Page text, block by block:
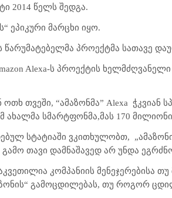
2014 წელს შედგა.
ეპიკური მარცხი იყო.
წარუმატებელმა პროექტმა სათავე
Alexa-ს პროექტის
ოთხ თვეში, “ამაზონმა” Alexa ჭკვიან
ახალმა სმარტფონმა,მას 170
სტატიაში ვკითხულობთ,
გამო თავი დამნაშავედ არ უნდა
კომპანიის მენეჯერებისა
გამოცდილებას, თუ როგორ